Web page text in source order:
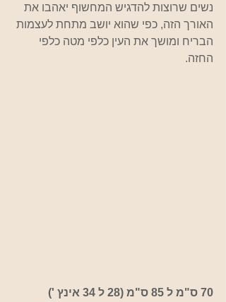
נשים שרוצות להדגיש המחשוף יאהבו את
האורך הזה, כפי שהוא יושב מתחת לעצמות
הבריח ומושך את העין כלפי מטה כלפי
החזה.
70 ס"מ ל 85 ס"מ (28 ל 34 אינץ ')